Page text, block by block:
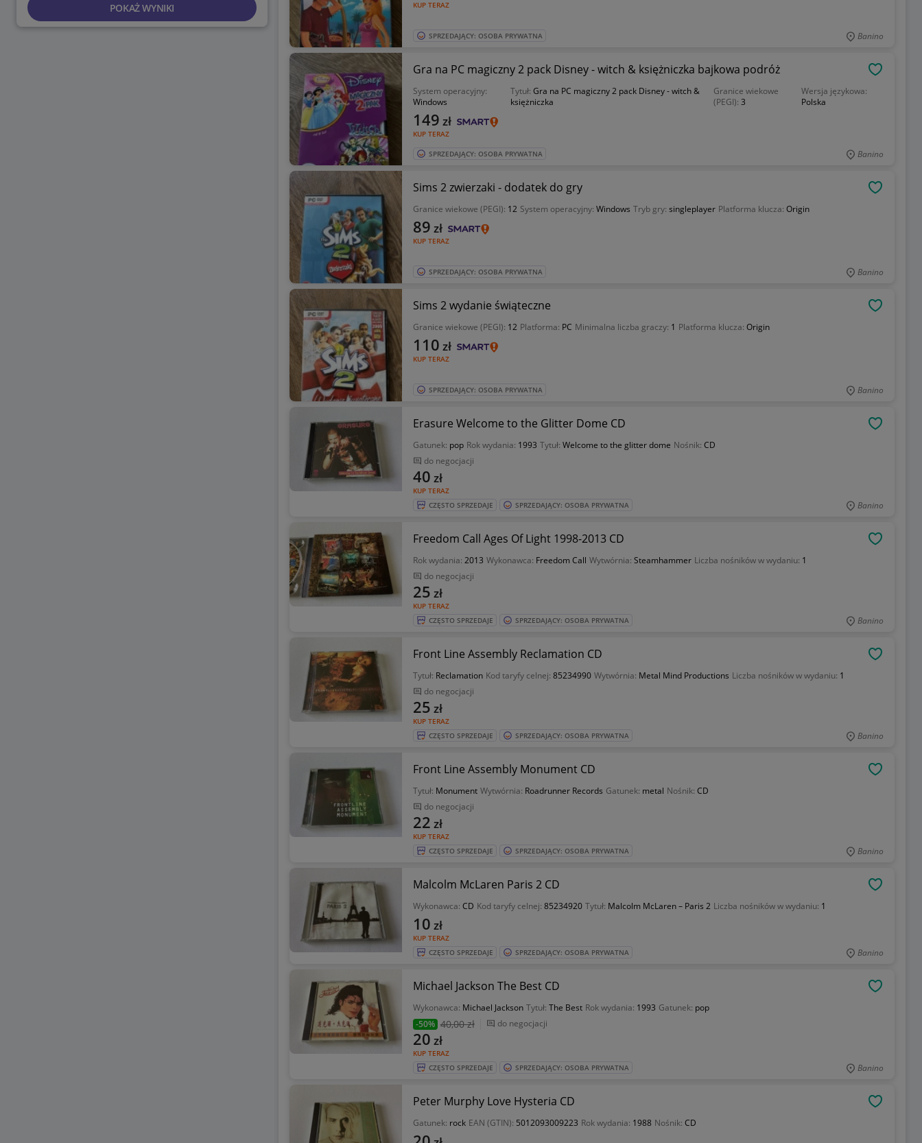
POKAŻ WYNIKI KUP TERAZ
SPRZEDAJĄCY: OSOBA PRYWATNA Banino
Gra na PC magiczny 2 pack Disney - witch & księżniczka bajkowa podróż
System operacyjny:
Windows
Tytuł: Gra na PC magiczny 2 pack Disney - witch &
księżniczka
Granice wiekowe
(PEGI):3
Wersja językowa:
Polska
KUP TERAZ
149 zł
SPRZEDAJĄCY: OSOBA PRYWATNA Banino
Sims 2 zwierzaki - dodatek do gry
Granice wiekowe (PEGI): 12 System operacyjny: Windows Tryb gry: singleplayer Platforma klucza: Origin
KUP TERAZ
89 zł
SPRZEDAJĄCY: OSOBA PRYWATNA Banino
Sims 2 wydanie świąteczne
Granice wiekowe (PEGI): 12 Platforma: PC Minimalna liczba graczy: 1 Platforma klucza: Origin
KUP TERAZ
110 zł
SPRZEDAJĄCY: OSOBA PRYWATNA Banino
Erasure Welcome to the Glitter Dome CD
Gatunek: pop Rok wydania: 1993 Tytuł: Welcome to the glitter dome Nośnik: CD
do negocjacji
KUP TERAZ
40 zł
CZĘSTO SPRZEDAJE SPRZEDAJĄCY: OSOBA PRYWATNA Banino
Freedom Call Ages Of Light 1998-2013 CD
Rok wydania: 2013 Wykonawca: Freedom Call Wytwórnia: Steamhammer Liczba nośników w wydaniu: 1
do negocjacji
KUP TERAZ
25 zł
CZĘSTO SPRZEDAJE SPRZEDAJĄCY: OSOBA PRYWATNA Banino
Front Line Assembly Reclamation CD
Tytuł: Reclamation Kod taryfy celnej: 85234990 Wytwórnia: Metal Mind Productions Liczba nośników w wydaniu: 1
do negocjacji
KUP TERAZ
25 zł
CZĘSTO SPRZEDAJE SPRZEDAJĄCY: OSOBA PRYWATNA Banino
Front Line Assembly Monument CD
Tytuł: Monument Wytwórnia: Roadrunner Records Gatunek: metal Nośnik: CD
do negocjacji
KUP TERAZ
22 zł
CZĘSTO SPRZEDAJE SPRZEDAJĄCY: OSOBA PRYWATNA Banino
Malcolm McLaren Paris 2 CD
Wykonawca: CD Kod taryfy celnej: 85234920 Tytuł: Malcolm McLaren – Paris 2 Liczba nośników w wydaniu: 1
KUP TERAZ
10 zł
CZĘSTO SPRZEDAJE SPRZEDAJĄCY: OSOBA PRYWATNA Banino
Michael Jackson The Best CD
Wykonawca: Michael Jackson Tytuł: The Best Rok wydania: 1993 Gatunek: pop
-50% 40,00 zł do negocjacji
KUP TERAZ
20 zł
CZĘSTO SPRZEDAJE SPRZEDAJĄCY: OSOBA PRYWATNA Banino
Peter Murphy Love Hysteria CD
Gatunek: rock EAN (GTIN): 5012093009223 Rok wydania: 1988 Nośnik: CD